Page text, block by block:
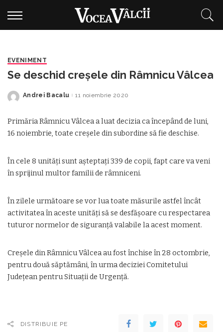
EVENIMENT
Se deschid creșele din Râmnicu Vâlcea
Posted
Andrei Bacalu 11 noiembrie 2020
Primăria Râmnicu Vâlcea a luat decizia ca începând de luni,
16 noiembrie, toate creșele din subordine să fie deschise.
În cele 8 unități sunt așteptați 339 de copii, fapt care va veni
în sprijinul multor familii de râmniceni.
În zilele următoare se vor lua toate măsurile astfel încât
activitatea în aceste unități să se desfășoare cu respectarea
tuturor normelor de siguranță valabile la acest moment.
Creșele din Râmnicu Vâlcea au fost închise în 28 octombrie,
pentru două săptămâni, în urma deciziei Comitetului
Județean pentru Situații de Urgență.
DISTRIBUIE PE